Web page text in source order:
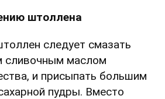
штоллена
следует смазать
сливочным маслом
и присыпать большим
пудры. Вместо